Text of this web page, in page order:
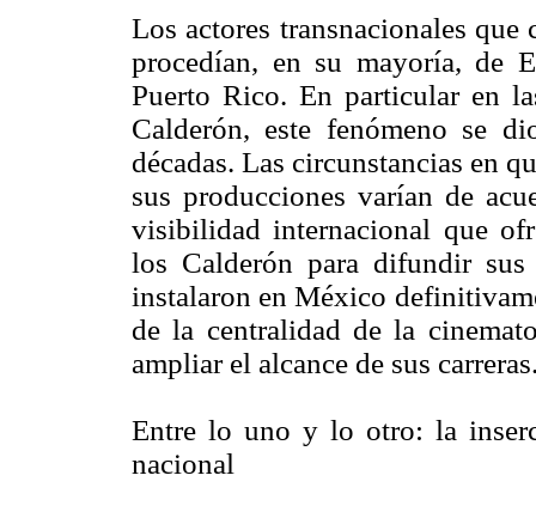
Los actores transnacionales
procedían, en su mayoría, de
Puerto Rico. En particular en
Calderón, este fenómeno se
décadas. Las circunstancias en
sus producciones varían de
visibilidad internacional que
los Calderón para difundir
instalaron en México
de la centralidad de la
ampliar el alcance de sus
Entre lo uno y lo otro: la
nacional